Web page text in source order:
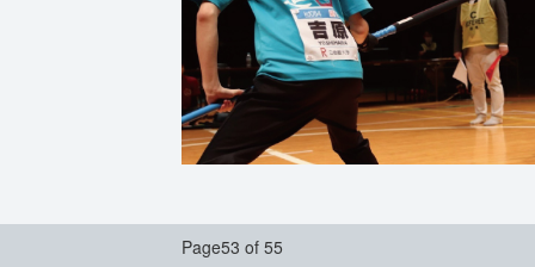
Page53 of 55